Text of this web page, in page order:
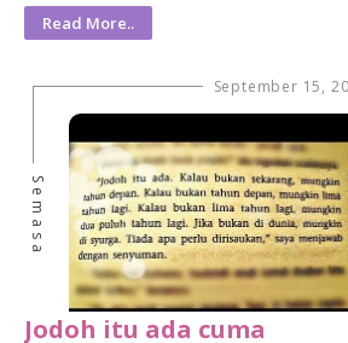
Read More..
September 15,
Semasa
Jodoh itu ada cuma